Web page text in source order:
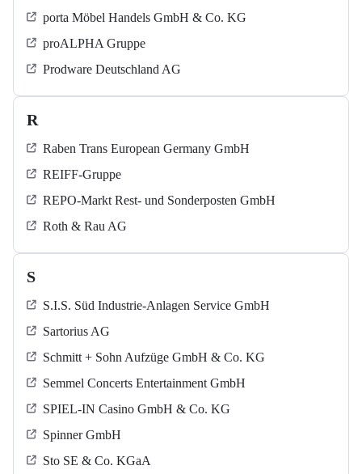
porta Möbel Handels GmbH & Co. KG
proALPHA Gruppe
Prodware Deutschland AG
R
Raben Trans European Germany GmbH
REIFF-Gruppe
REPO-Markt Rest- und Sonderposten GmbH
Roth & Rau AG
S
S.I.S. Süd Industrie-Anlagen Service GmbH
Sartorius AG
Schmitt + Sohn Aufzüge GmbH & Co. KG
Semmel Concerts Entertainment GmbH
SPIEL-IN Casino GmbH & Co. KG
Spinner GmbH
Sto SE & Co. KGaA